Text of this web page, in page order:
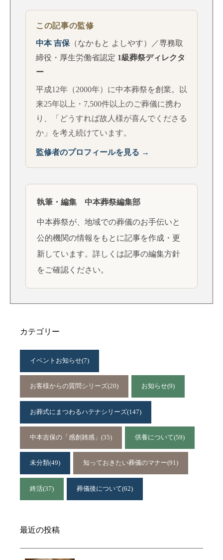
この記事の監修
中本 吉保 （なかもと よしやす）／専務取
締役・厚生労働省認定 1級葬祭ディレクタ
ー
平成12年（2000年）に中本葬祭を創業。以
来25年以上・7,500件以上のご葬儀に携わ
り、「どうすれば故人様が喜んでくださる
か」を考え続けています。
監修者のプロフィールを見る →
執筆・編集 中本葬祭編集部
中本葬祭が、地域での葬儀のお手伝いと
公的機関の情報をもとに記事を作成・更
新しています。詳しくは記事の編集方針
をご確認ください。
カテゴリー
イベントお知らせ(7)
お客様からの質問シリーズ(20) お知らせ(9)
お葬式にまつわるハテナシリーズ(147)
中本吉保の「感創雑感」 (35) 供養について(59)
未分類(49) 知っておきたい葬儀のマナー(91)
終活(37) 葬儀後について(62)
最近の投稿